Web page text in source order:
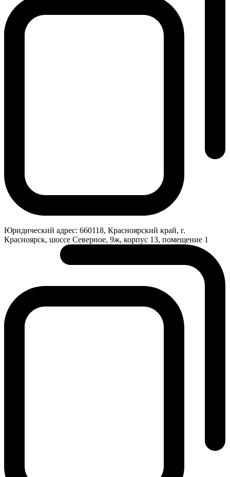
Юридический адрес: 660118, Красноярский край, г.
Красноярск, шоссе Северное, 9ж, корпус 13, помещение 1